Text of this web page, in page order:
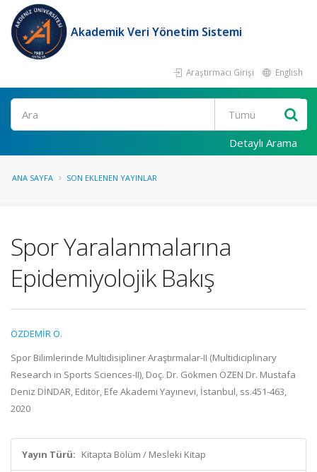
Akademik Veri Yönetim Sistemi
Araştırmacı Girişi English
Ara
Detaylı Arama
ANA SAYFA SON EKLENEN YAYINLAR
Spor Yaralanmalarına
Epidemiyolojik Bakış
ÖZDEMİR Ö.
Spor Bilimlerinde Multidisipliner Araştırmalar-II (Multidiciplinary
Research in Sports Sciences-II), Doç. Dr. Gökmen ÖZEN Dr. Mustafa
Deniz DİNDAR, Editör, Efe Akademi Yayınevi, İstanbul, ss.451-463,
2020
Yayın Türü: Kitapta Bölüm / Mesleki Kitap